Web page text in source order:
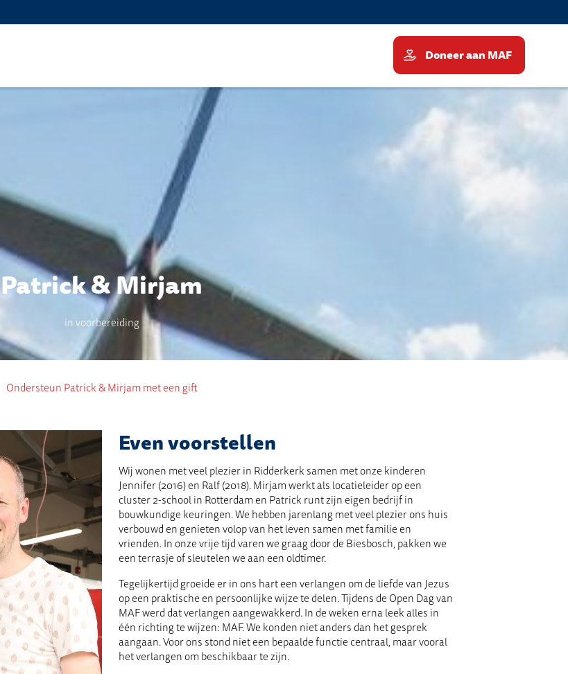
Doneer aan MAF
Patrick & Mirjam
in voorbereiding
Ondersteun Patrick & Mirjam met een gift
Even voorstellen
Wij wonen met veel plezier in Ridderkerk samen met onze kinderen
Jennifer (2016) en Ralf (2018). Mirjam werkt als locatieleider op een
cluster 2-school in Rotterdam en Patrick runt zijn eigen bedrijf in
bouwkundige keuringen. We hebben jarenlang met veel plezier ons huis
verbouwd en genieten volop van het leven samen met familie en
vrienden. In onze vrije tijd varen we graag door de Biesbosch, pakken we
een terrasje of sleutelen we aan een oldtimer.
Tegelijkertijd groeide er in ons hart een verlangen om de liefde van Jezus
op een praktische en persoonlijke wijze te delen. Tijdens de Open Dag van
MAF werd dat verlangen aangewakkerd. In de weken erna leek alles in
één richting te wijzen: MAF. We konden niet anders dan het gesprek
aangaan. Voor ons stond niet een bepaalde functie centraal, maar vooral
het verlangen om beschikbaar te zijn.